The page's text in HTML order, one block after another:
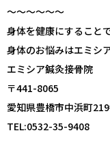
～～～～～～
身体を健康にすること
身体のお悩みはエミ
エミシア鍼灸接骨院
〒441-8065
愛知県豊橋市中浜町
TEL:0532-35-9408